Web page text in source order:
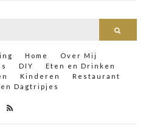
Home
Over Mij
DIY
Eten en Drinken
Kinderen
Restaurant
Dagtripjes